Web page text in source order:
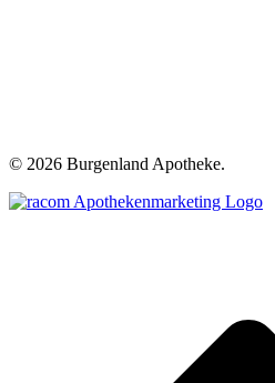
© 2026 Burgenland Apotheke.